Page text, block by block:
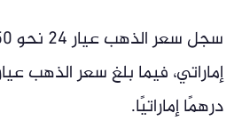
درهمًا إماراتيًا.